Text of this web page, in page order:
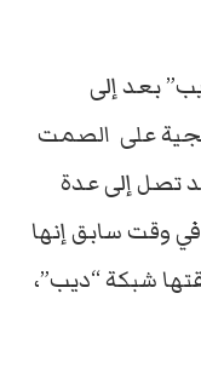
بعد إلى
على الصمت
تصل إلى عدة
وقت سابق إنها
شبكة “ديب”،